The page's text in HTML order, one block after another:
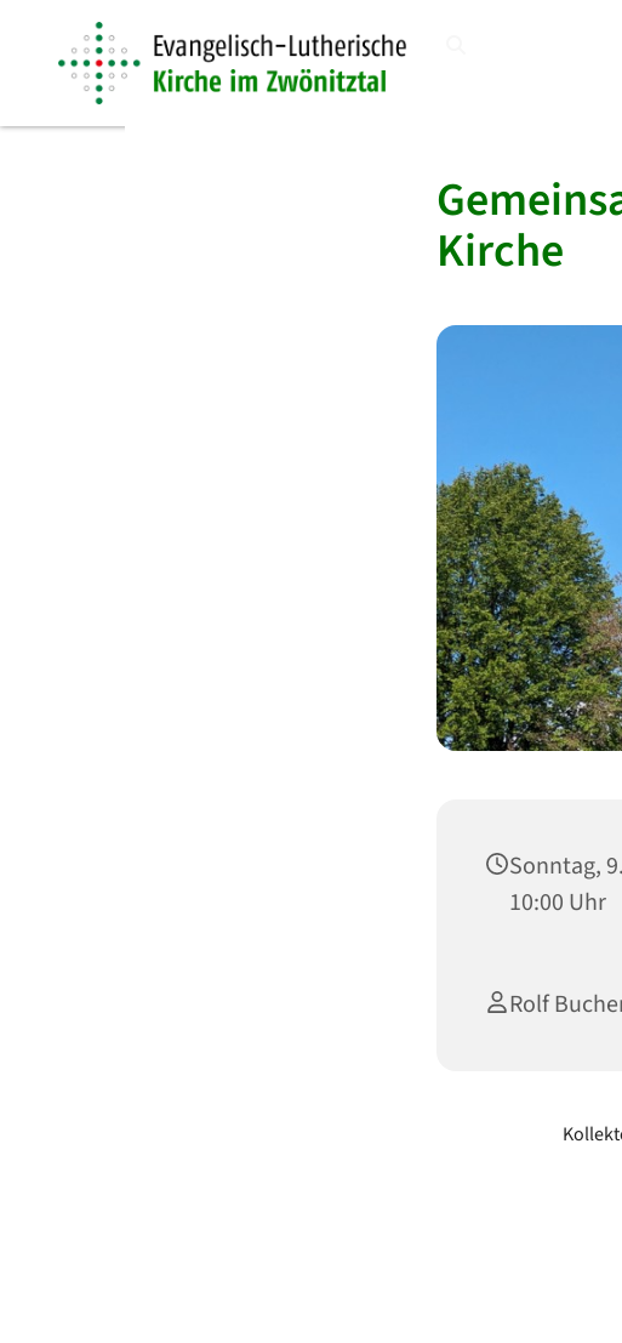
Kirche
Sonntag,
10:00 Uhr
Rolf